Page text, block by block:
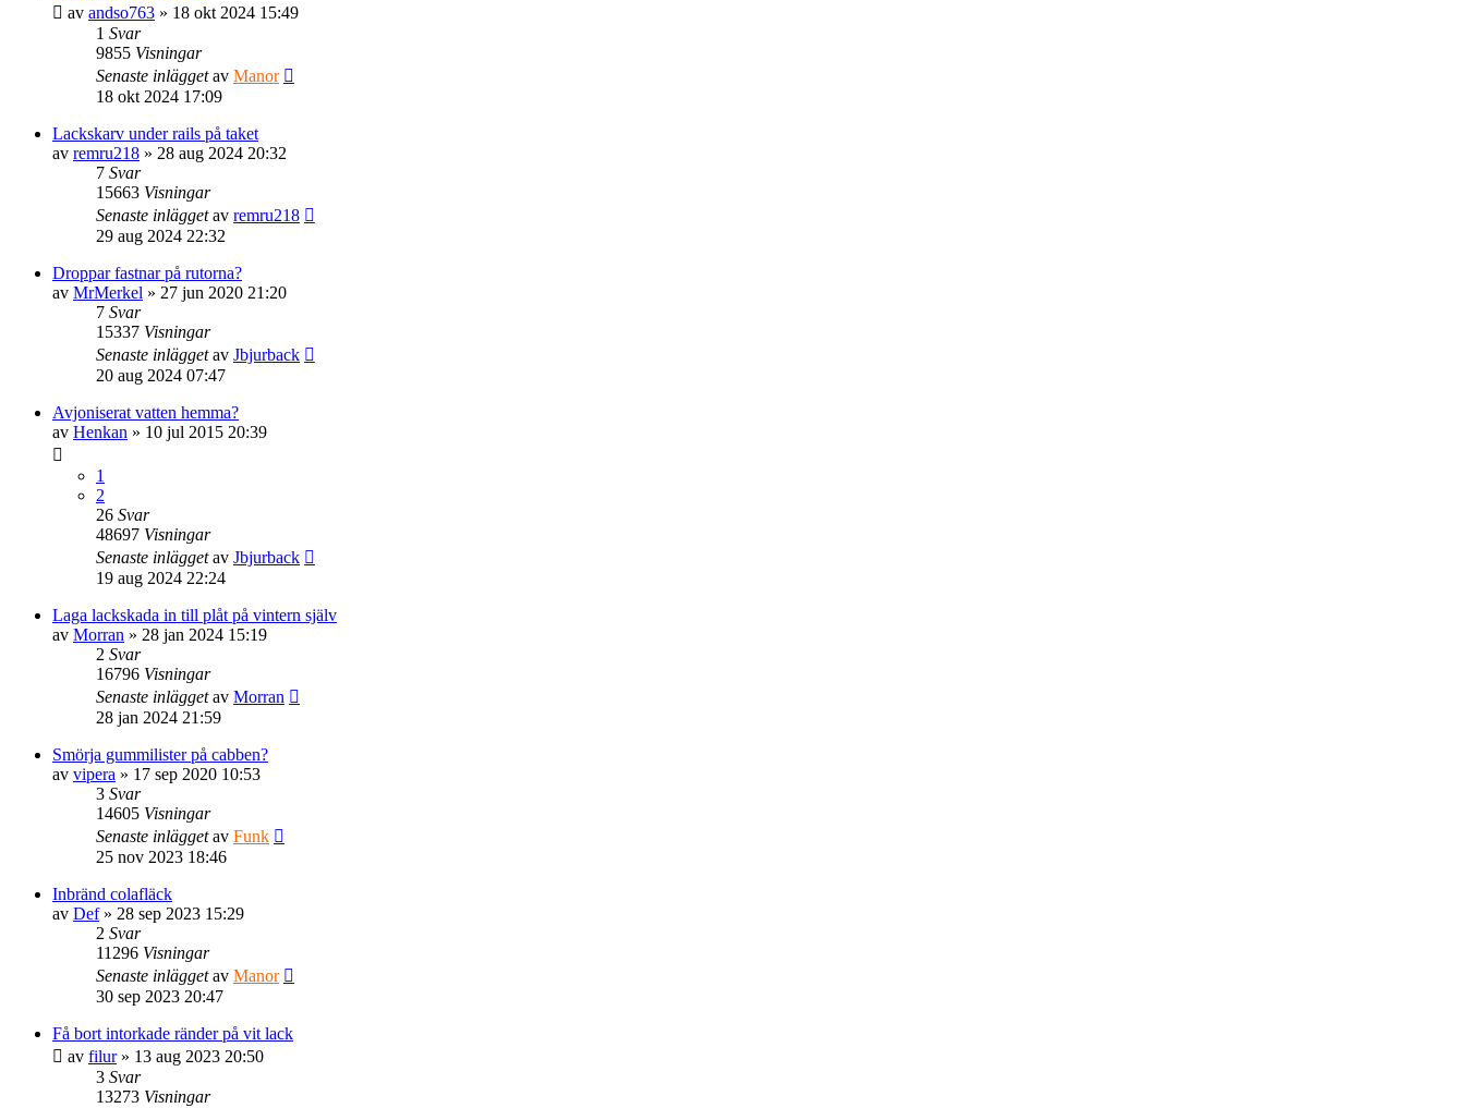
av andso763 » 18 okt 2024 15:49
1 Svar
9855 Visningar
Senaste inläggetav Manor
18 okt 2024 17:09
Lackskarv under rails på taket
av remru218 » 28 aug 2024 20:32
7 Svar
15663 Visningar
Senaste inläggetav remru218
29 aug 2024 22:32
Droppar fastnar på rutorna?
av MrMerkel » 27 jun 2020 21:20
7 Svar
15337 Visningar
Senaste inläggetav Jbjurback
20 aug 2024 07:47
Avjoniserat vatten hemma?
av Henkan » 10 jul 2015 20:39
1
2
26 Svar
48697 Visningar
Senaste inläggetav Jbjurback
19 aug 2024 22:24
Laga lackskada in till plåt på vintern själv
av Morran » 28 jan 2024 15:19
2 Svar
16796 Visningar
Senaste inläggetav Morran
28 jan 2024 21:59
Smörja gummilister på cabben?
av vipera » 17 sep 2020 10:53
3 Svar
14605 Visningar
Senaste inläggetav Funk
25 nov 2023 18:46
Inbränd colafläck
av Def» 28 sep 2023 15:29
2 Svar
11296 Visningar
Senaste inläggetav Manor
30 sep 2023 20:47
Få bort intorkade ränder på vit lack
av filur» 13 aug 2023 20:50
3 Svar
13273 Visningar